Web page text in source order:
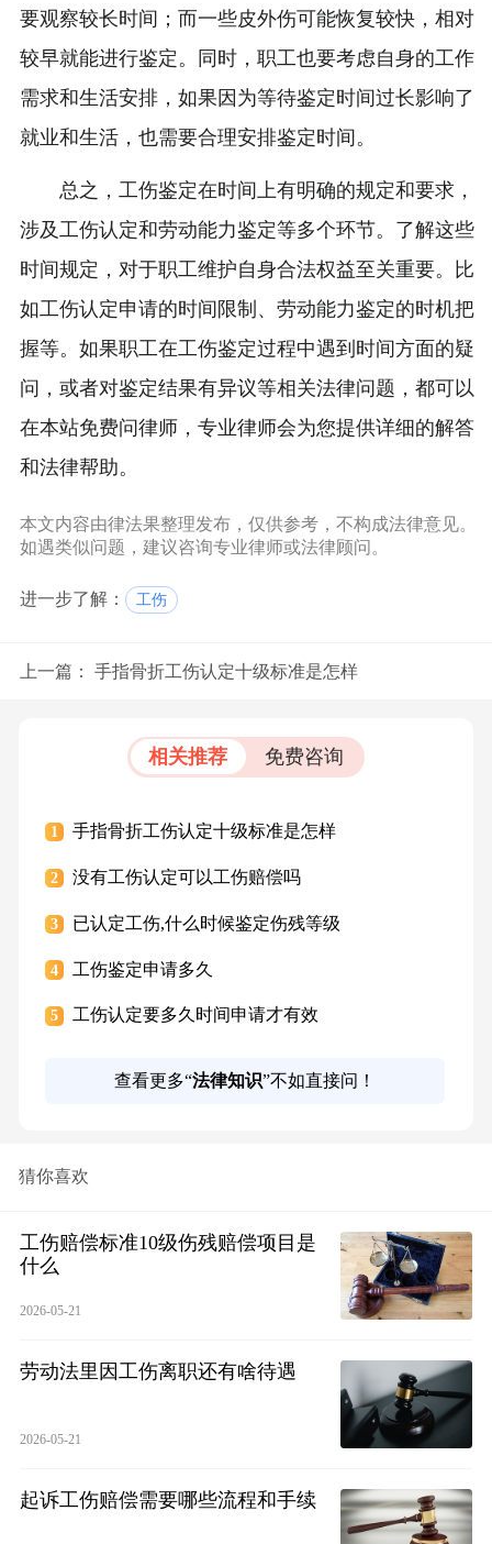
要观察较长时间；而一些皮外伤可能恢复较快，相对
较早就能进行鉴定。同时，职工也要考虑自身的工作
需求和生活安排，如果因为等待鉴定时间过长影响了
就业和生活，也需要合理安排鉴定时间。
总之，工伤鉴定在时间上有明确的规定和要求，
涉及工伤认定和劳动能力鉴定等多个环节。了解这些
时间规定，对于职工维护自身合法权益至关重要。比
如工伤认定申请的时间限制、劳动能力鉴定的时机把
握等。如果职工在工伤鉴定过程中遇到时间方面的疑
问，或者对鉴定结果有异议等相关法律问题，都可以
在本站免费问律师，专业律师会为您提供详细的解答
和法律帮助。
本文内容由律法果整理发布，仅供参考，不构成法律意见。
如遇类似问题，建议咨询专业律师或法律顾问。
进一步了解： 工伤
上一篇： 手指骨折工伤认定十级标准是怎样
相关推荐 免费咨询
1 手指骨折工伤认定十级标准是怎样
2 没有工伤认定可以工伤赔偿吗
3 已认定工伤,什么时候鉴定伤残等级
4 工伤鉴定申请多久
5 工伤认定要多久时间申请才有效
查看更多“法律知识”不如直接问！
猜你喜欢
工伤赔偿标准10级伤残赔偿项目是
什么
2026-05-21
劳动法里因工伤离职还有啥待遇
2026-05-21
起诉工伤赔偿需要哪些流程和手续